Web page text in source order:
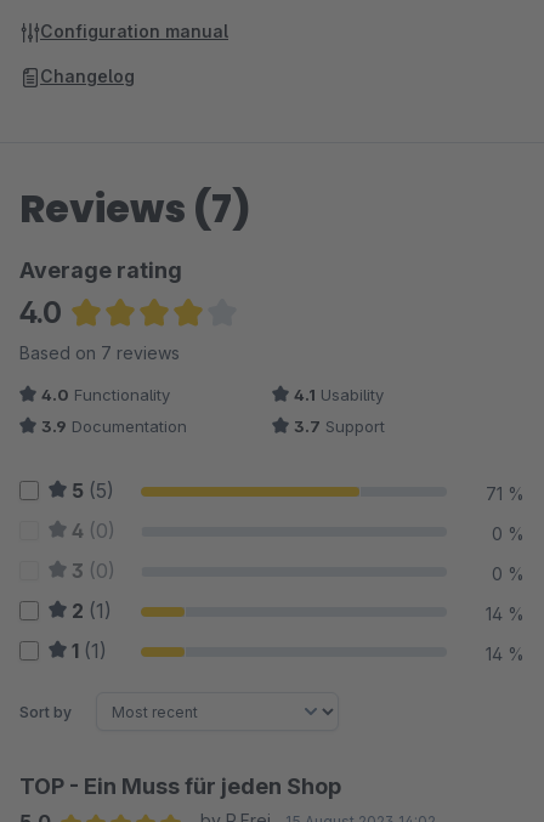
Configuration manual
Changelog
Reviews (7)
Average rating
4.0
Average rating of 4 out of 5 stars
Based on 7 reviews
4.0 Functionality 4.1 Usability
3.9 Documentation 3.7 Support
5 (5) 71 %
4 (0) 0 %
3 (0) 0 %
2 (1) 14 %
1 (1) 14 %
Sort by
TOP - Ein Muss für jeden Shop